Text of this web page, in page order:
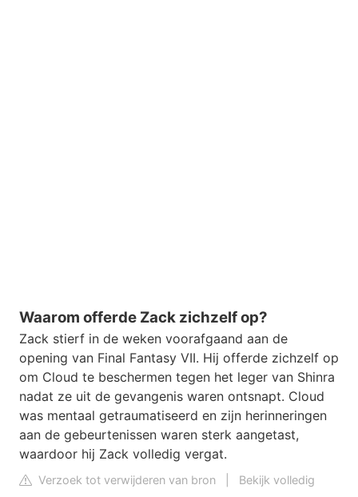
Waarom offerde Zack zichzelf op?
Zack stierf in de weken voorafgaand aan de
opening van Final Fantasy VII. Hij offerde zichzelf op
om Cloud te beschermen tegen het leger van Shinra
nadat ze uit de gevangenis waren ontsnapt. Cloud
was mentaal getraumatiseerd en zijn herinneringen
aan de gebeurtenissen waren sterk aangetast,
waardoor hij Zack volledig vergat.
Verzoek tot verwijderen van bron
Bekijk volledig